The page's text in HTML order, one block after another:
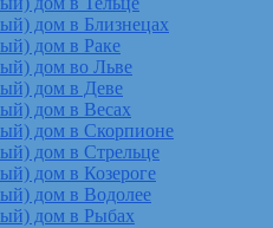
дом в Близнецах
дом в Раке
дом во Льве
дом в Деве
дом в Весах
дом в Скорпионе
дом в Стрельце
дом в Козероге
дом в Водолее
дом в Рыбах